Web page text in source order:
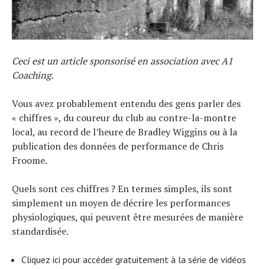
Ceci est un article sponsorisé en association avec A1
Coaching.
Vous avez probablement entendu des gens parler des
« chiffres », du coureur du club au contre-la-montre
local, au record de l’heure de Bradley Wiggins ou à la
publication des données de performance de Chris
Froome.
Quels sont ces chiffres ? En termes simples, ils sont
simplement un moyen de décrire les performances
physiologiques, qui peuvent être mesurées de manière
standardisée.
Cliquez ici pour accéder gratuitement à la série de vidéos